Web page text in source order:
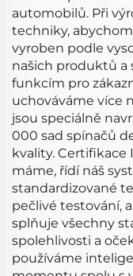
automobilů. Při
techniky,
vyroben podle
našich produktů a
funkcím pro
uchováváme více
jsou speciálně
000 sad spínačů
kvality. Certifikace
máme, řídí náš
standardizované
pečlivé testování,
splňuje všechny
spolehlivosti a
používáme